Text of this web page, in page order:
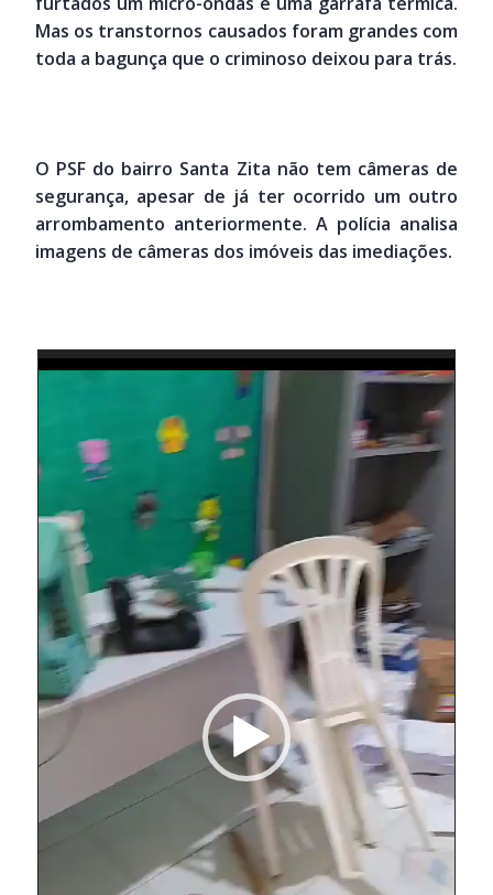
Mas os transtornos causados foram grandes com
toda a bagunça que o criminoso deixou para trás.
O PSF do bairro Santa Zita não tem câmeras de
segurança, apesar de já ter ocorrido um outro
arrombamento anteriormente. A polícia analisa
imagens de câmeras dos imóveis das imediações.
Tocador